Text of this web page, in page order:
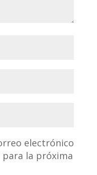
electrónico
para la próxima